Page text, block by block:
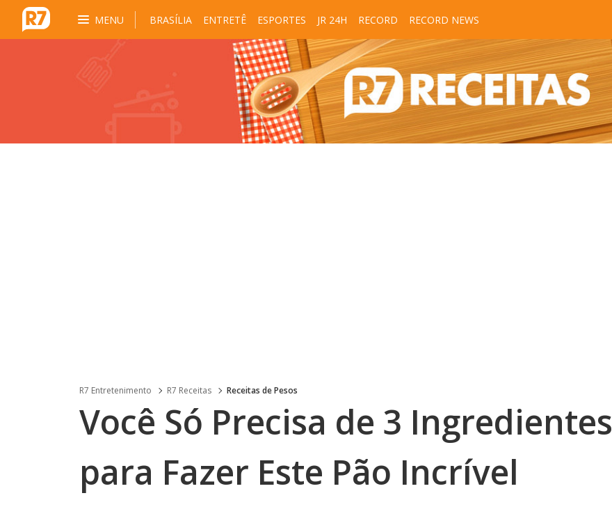
MENU BRASÍLIA ENTRETÊ ESPORTES JR 24H RECORD RECORD NEWS
R7 Entretenimento R7 Receitas Receitas de Pesos
Você Só Precisa de 3 Ingredientes
para Fazer Este Pão Incrível